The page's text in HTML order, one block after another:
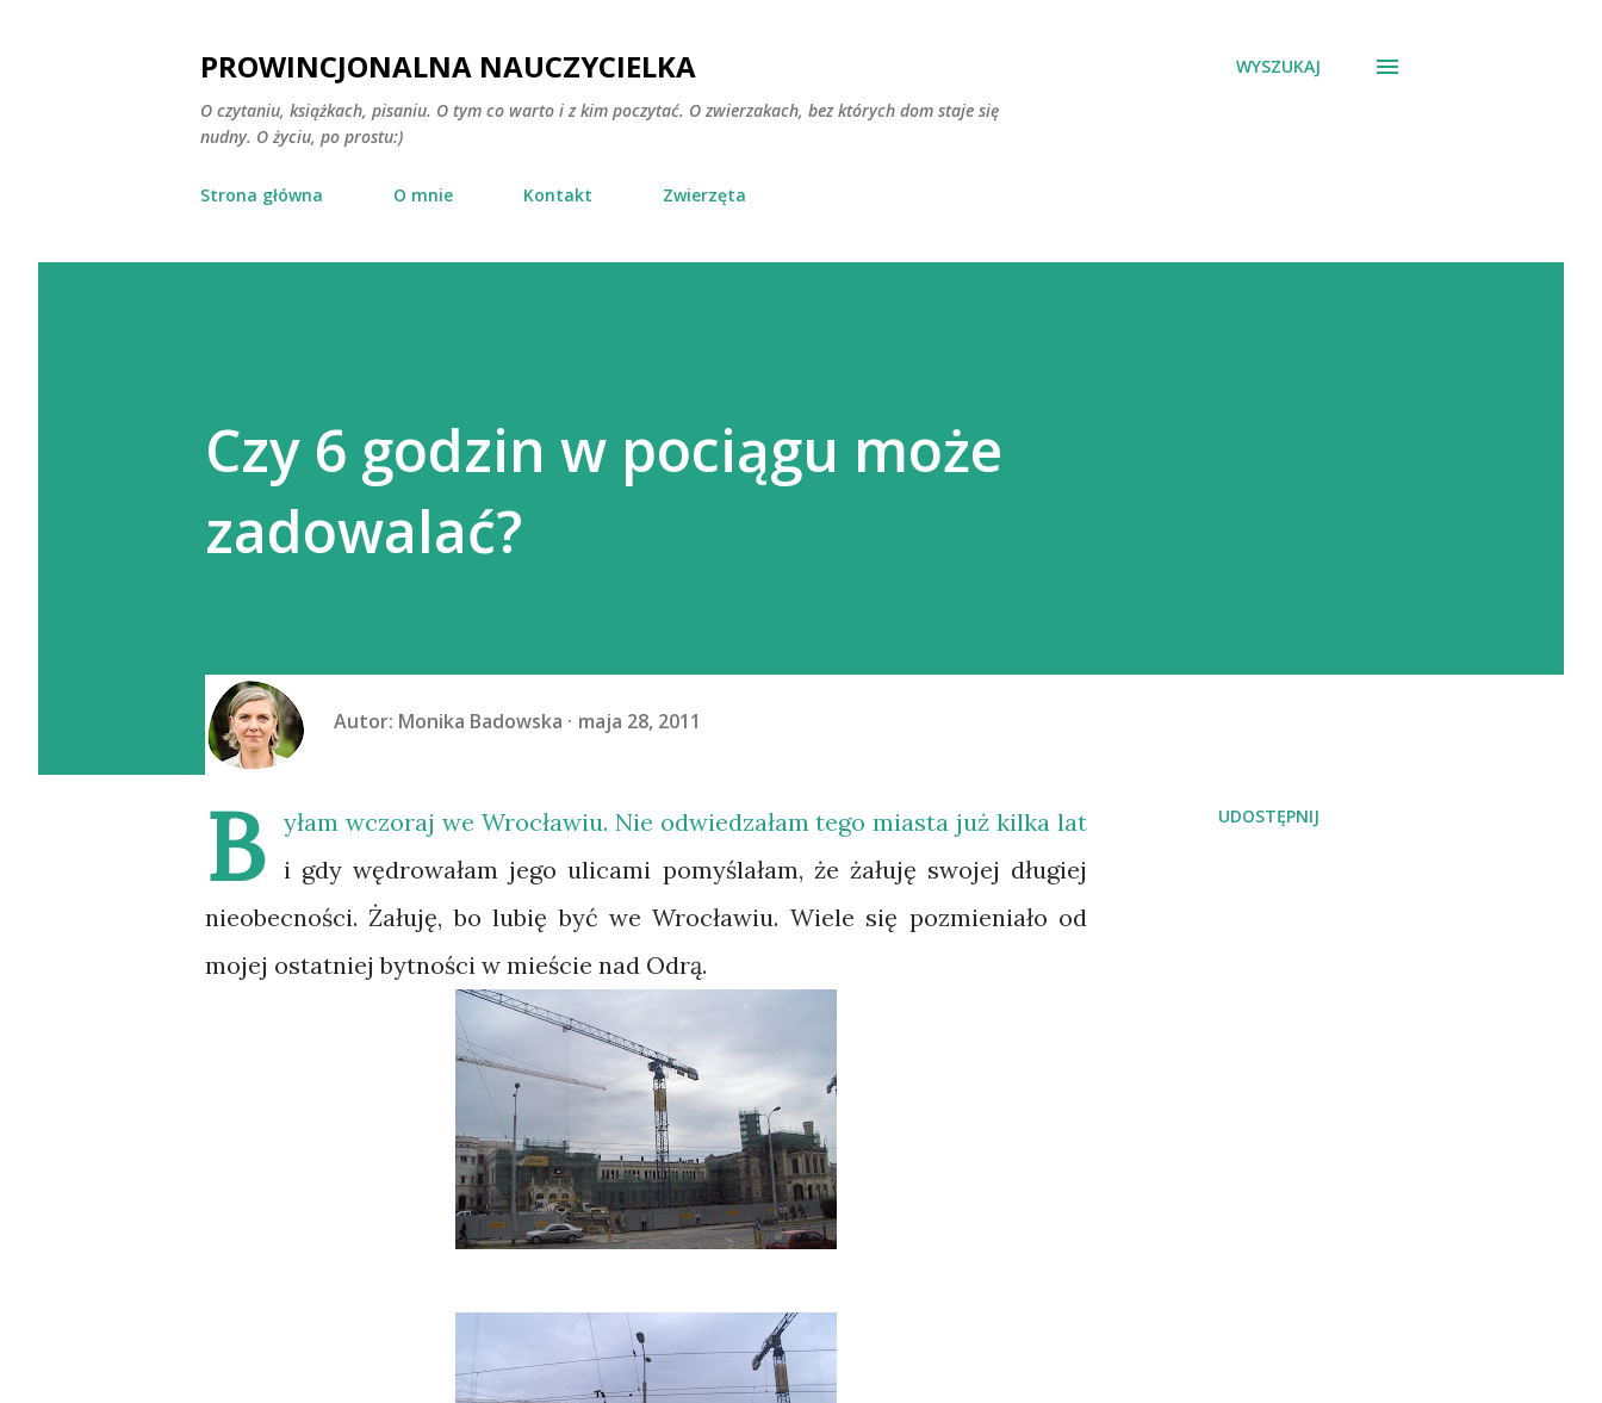
PROWINCJONALNA NAUCZYCIELKA
O czytaniu, książkach, pisaniu. O tym co warto i z kim poczytać. O zwierzakach, bez których dom staje się
nudny. O życiu, po prostu:)
WYSZUKAJ
Strona główna O mnie Kontakt Zwierzęta
Czy 6 godzin w pociągu może
zadowalać?
Autor: Monika Badowska maja 28, 2011
B
yłam wczoraj we Wrocławiu. Nie odwiedzałam tego miasta już kilka lat
i gdy wędrowałam jego ulicami pomyślałam, że żałuję swojej długiej
nieobecności. Żałuję, bo lubię być we Wrocławiu. Wiele się pozmieniało od
mojej ostatniej bytności w mieście nad Odrą.
UDOSTĘPNIJ